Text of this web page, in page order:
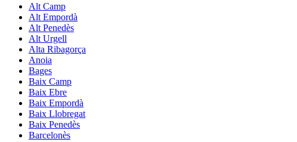
Alt Camp
Alt Empordà
Alt Penedès
Alt Urgell
Alta Ribagorça
Anoia
Bages
Baix Camp
Baix Ebre
Baix Empordà
Baix Llobregat
Baix Penedès
Barcelonès